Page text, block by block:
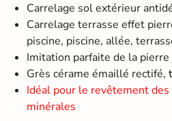
Carrelage sol extérieur
Carrelage terrasse effet
piscine, piscine, allée,
Imitation parfaite de la pierre
Grès cérame émaillé rectifé,
Idéal pour le revêtement des
minérales